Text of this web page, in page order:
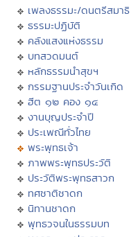
เพลงธรรมะ/ดนตรีสมาธิ
ธรรมะปฏิบัติ
คลังแสงแห่งธรรม
บทสวดมนต์
หลักธรรมนำสุขฯ
กรรมฐานประจำวันเกิด
ฮีต ๑๒ คอง ๑๔
งานบุญประจำปี
ประเพณีทั่วไทย
พระพุทธเจ้า
ภาพพระพุทธประวัติ
ประวัติพระพุทธสาวก
ทศชาติชาดก
นิทานชาดก
พุทธวจนในธรรมบท